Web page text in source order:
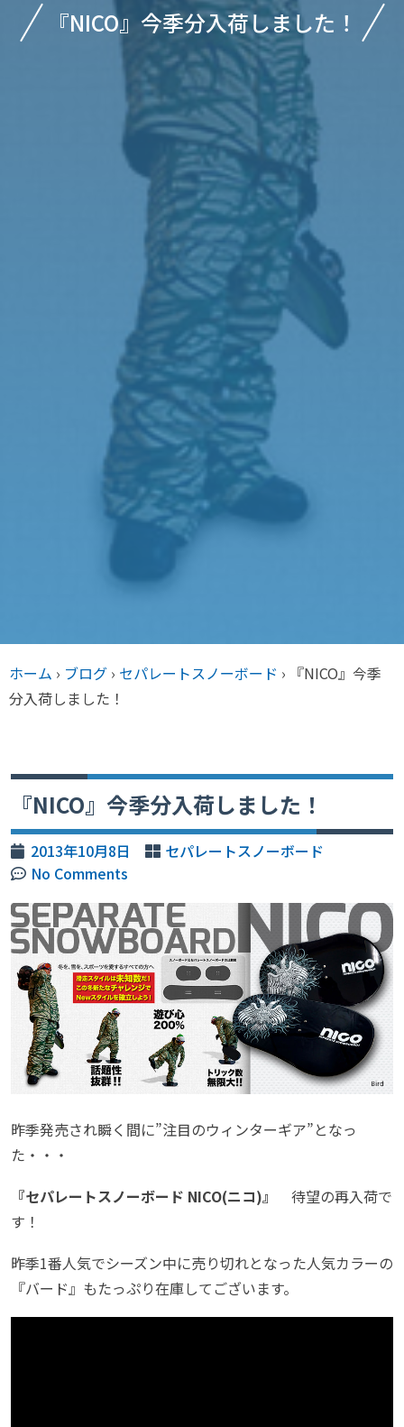
『NICO』今季分入荷しました！
ホーム › ブログ › セパレートスノーボード › 『NICO』今季
分入荷しました！
『NICO』今季分入荷しました！
2013年10月8日
セパレートスノーボード
No Comments
昨季発売され瞬く間に”注目のウィンターギア”となっ
た・・・
『セパレートスノーボード NICO(ニコ)』
待望の再入荷で
す！
昨季1番人気でシーズン中に売り切れとなった人気カラーの
『バード』もたっぷり在庫してございます。